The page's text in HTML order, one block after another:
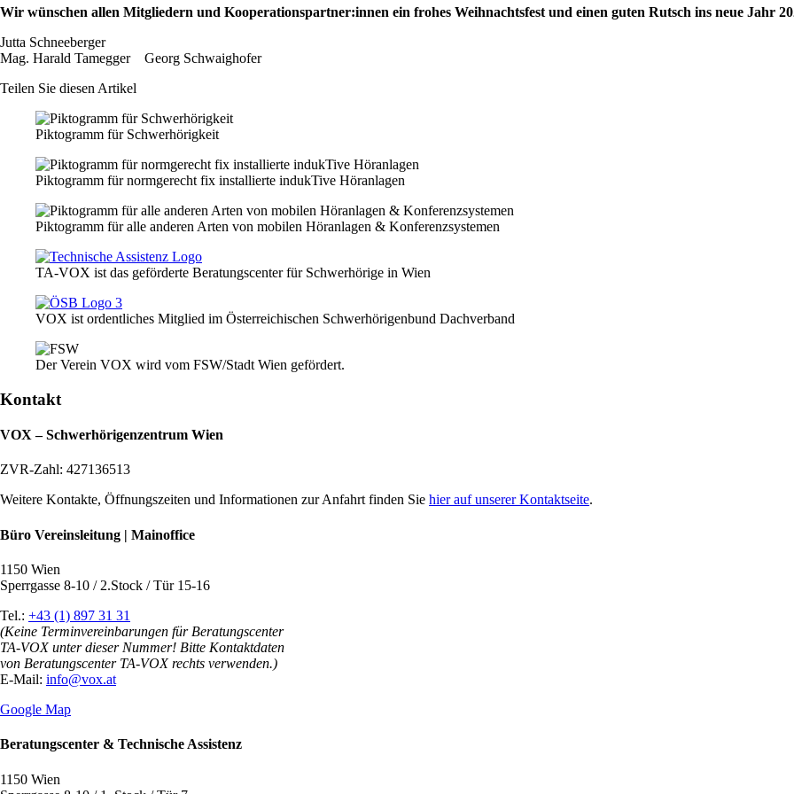
Wir wünschen allen Mitgliedern und Kooperationspartner:innen ein frohes Weihnachtsfest und einen guten Rutsch ins neue Jahr
Jutta Schneeberger
Mag. Harald Tamegger Georg Schwaighofer
Teilen Sie diesen Artikel
Piktogramm für Schwerhörigkeit
Piktogramm für normgerecht fix installierte indukTive Höranlagen
Piktogramm für alle anderen Arten von mobilen Höranlagen & Konferenzsystemen
TA-VOX ist das geförderte Beratungscenter für Schwerhörige in Wien
VOX ist ordentliches Mitglied im Österreichischen Schwerhörigenbund Dachverband
Der Verein VOX wird vom FSW/Stadt Wien gefördert.
Kontakt
VOX – Schwerhörigenzentrum Wien
ZVR-Zahl: 427136513
Weitere Kontakte, Öffnungszeiten und Informationen zur Anfahrt finden Sie hier auf unserer Kontaktseite.
Büro Vereinsleitung | Mainoffice
1150 Wien
Sperrgasse 8-10 / 2.Stock / Tür 15-16
Tel.: +43 (1) 897 31 31
(Keine Terminvereinbarungen für Beratungscenter
TA-VOX unter dieser Nummer! Bitte Kontaktdaten
von Beratungscenter TA-VOX rechts verwenden.)
E-Mail: info@vox.at
Google Map
Beratungscenter & Technische Assistenz
1150 Wien